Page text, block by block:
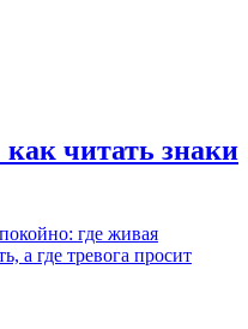
читать знаки
где живая
а где тревога просит